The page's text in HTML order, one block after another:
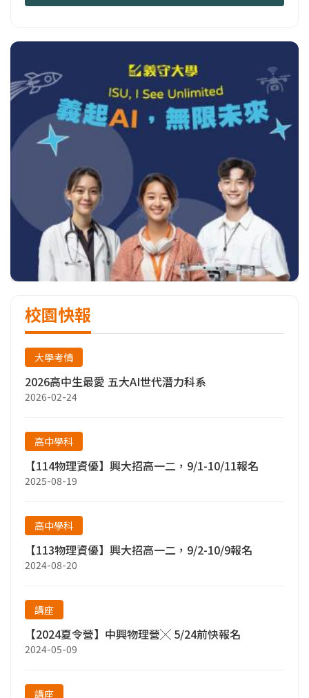
校園快報
大學考情
2026高中生最愛 五大AI世代潛力科系
2026-02-24
高中學科
【114物理資優】興大招高一二，9/1-10/11報名
2025-08-19
高中學科
【113物理資優】興大招高一二，9/2-10/9報名
2024-08-20
講座
【2024夏令營】中興物理營╳ 5/24前快報名
2024-05-09
講座